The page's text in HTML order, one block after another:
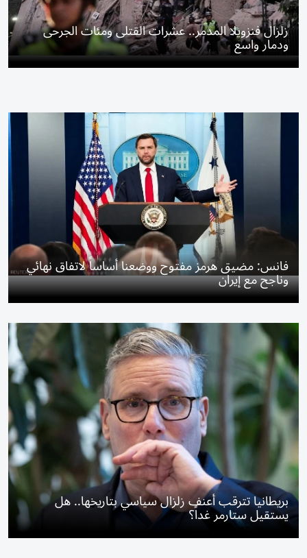
زلزال فنزويلا المدمر.. عشرات القتلى ومئات الجرحى
ودمار واسع
فانس: مضيق هرمز مفتوح ووضعنا أساساً لاتفاق نهائي
وناجح مع إيران
بريطانيا تترقب أعنف زلزال سياسي بتاريخها.. هل
يستقيل ستارمر غداً؟